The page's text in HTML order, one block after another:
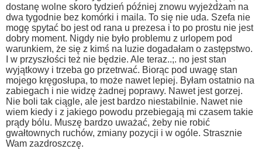
dostanę wolne skoro tydzień później znowu wyjeżdżam na
dwa tygodnie bez komórki i maila. To się nie uda. Szefa nie
mogę spytać bo jest od rana u prezesa i to po prostu nie jest
dobry moment. Nigdy nie było problemu z urlopem pod
warunkiem, że się z kimś na luzie dogadałam o zastępstwo.
I w przyszłości też nie będzie. Ale teraz..;. no jest stan
wyjątkowy i trzeba go przetrwać. Biorąc pod uwagę stan
mojego kręgosłupa, to może nawet lepiej. Byłam ostatnio na
zabiegach i nie widzę żadnej poprawy. Nawet jest gorzej.
Nie boli tak ciągle, ale jest bardzo niestabilnie. Nawet nie
wiem kiedy i z jakiego powodu przebiegają mi czasem takie
prądy bólu. Muszę bardzo uważać, żeby nie robić
gwałtownych ruchów, zmiany pozycji i w ogóle. Strasznie
Wam zazdroszczę.